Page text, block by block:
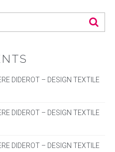
DIDEROT – DESIGN TEXTILE
DIDEROT – DESIGN TEXTILE
DIDEROT – DESIGN TEXTILE